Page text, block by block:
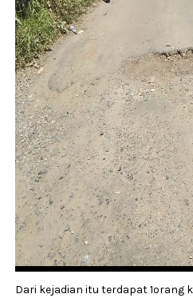
Dari kejadian itu terdapat 1orang